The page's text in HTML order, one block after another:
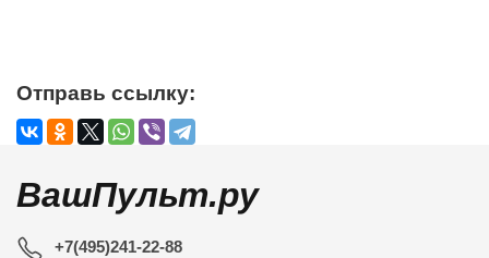
Отправь ссылку:
ВашПульт.ру
+7(495)241-22-88